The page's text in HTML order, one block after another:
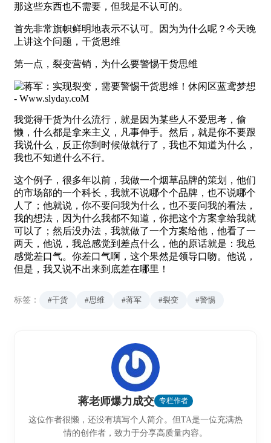
那这些东西也不需要，但我是不认可的。
首先非常旗帜鲜明地表示不认可。因为为什么呢？今天晚
上讲这个问题，干货思维
第一点，裂变营销，为什么要警惕干货思维
我觉得干货为什么流行，就是因为某些人不爱思考，偷
懒，什么都是拿来主义，凡事伸手。然后，就是你不要跟
我说什么，反正你到时候做就行了，我也不知道为什么，
我也不知道什么不行。
这个例子，很多年以前，我做一个烟草品牌的策划，他们
的市场部的一个科长，我就不说哪个个品牌，也不说哪个
人了；他就说，你不要问我为什么，也不要问我的看法，
我的想法，因为什么我都不知道，你把这个方案拿给我就
可以了；然后没办法，我就做了一个方案给他，他看了一
两天，他说，我总感觉到差点什么，他的原话就是：我总
感觉差口气。你差口气啊，这个果然是领导口吻。他说，
但是，我又说不出来到底差在哪里！
标签： #干货 #思维 #蒋军 #裂变 #警惕
蒋老师爆力成交 专栏作者
这位作者很懒，还没有填写个人简介。但TA是一位充满热
情的创作者，致力于分享高质量内容。